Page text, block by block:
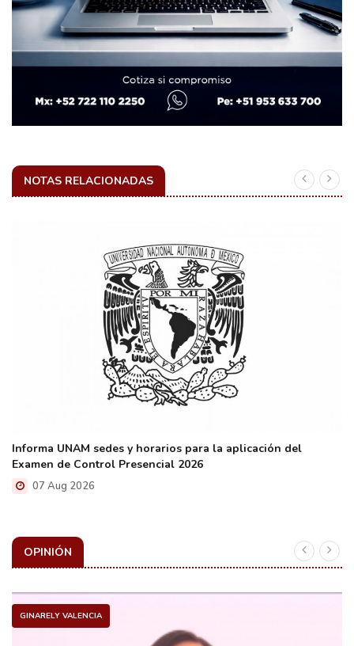
NOTAS RELACIONADAS
Informa UNAM sedes y horarios para la aplicación del
Examen de Control Presencial 2026
07 Aug 2026
OPINIÓN
GINARELY VALENCIA